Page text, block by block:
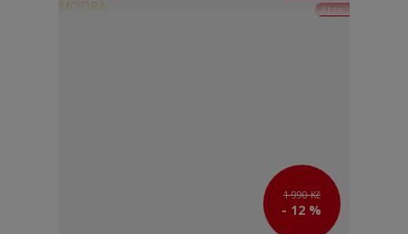
Akce
1 990 Kč
- 12 %